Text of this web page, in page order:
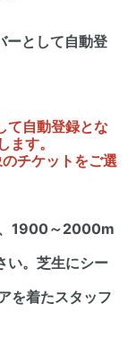
として自動登
て自動登録とな
す。
チケットをご選
1900～2000m
い。芝生にシー
を着たスタッフ